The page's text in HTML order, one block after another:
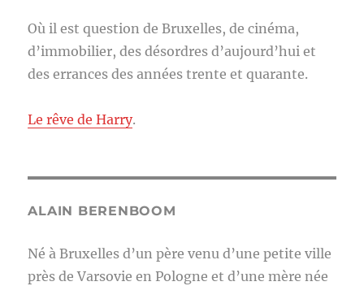
Où il est question de Bruxelles, de cinéma,
d’immobilier, des désordres d’aujourd’hui et
des errances des années trente et quarante.
Le rêve de Harry.
ALAIN BERENBOOM
Né à Bruxelles d’un père venu d’une petite ville
près de Varsovie en Pologne et d’une mère née